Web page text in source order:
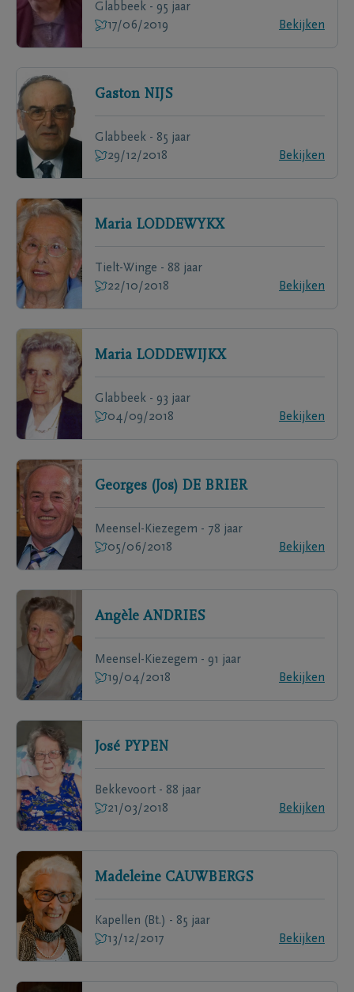
Glabbeek - 95 jaar
17/06/2019
Bekijken
Gaston NIJS
Glabbeek - 85 jaar
29/12/2018
Bekijken
Maria LODDEWYKX
Tielt-Winge - 88 jaar
22/10/2018
Bekijken
Maria LODDEWIJKX
Glabbeek - 93 jaar
04/09/2018
Bekijken
Georges (Jos) DE BRIER
Meensel-Kiezegem - 78 jaar
05/06/2018
Bekijken
Angèle ANDRIES
Meensel-Kiezegem - 91 jaar
19/04/2018
Bekijken
José PYPEN
Bekkevoort - 88 jaar
21/03/2018
Bekijken
Madeleine CAUWBERGS
Kapellen (Bt.) - 85 jaar
13/12/2017
Bekijken